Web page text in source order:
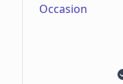
Occasion